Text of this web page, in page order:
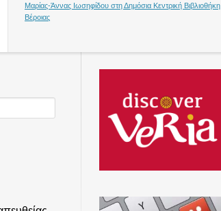
Μαρίας-Άννας Ιωσηφίδου στη Δημόσια Κεντρική Βιβλιοθήκη
Βέροιας